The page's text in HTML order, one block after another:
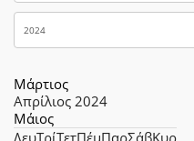
Μάρτιος
Απρίλιος 2024
Μάιος
ΔευΤρίΤετΠέμΠαρΣάβΚυρ